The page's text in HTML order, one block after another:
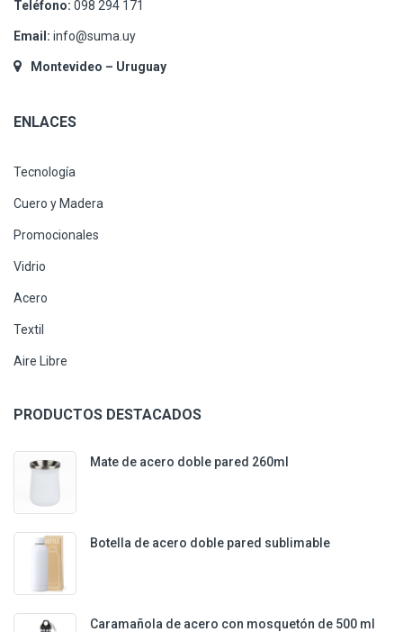
Teléfono: 098 294 171
Email: info@suma.uy
Montevideo – Uruguay
ENLACES
Tecnología
Cuero y Madera
Promocionales
Vidrio
Acero
Textil
Aire Libre
PRODUCTOS DESTACADOS
Mate de acero doble pared 260ml
Botella de acero doble pared sublimable
Caramañola de acero con mosquetón de 500 ml